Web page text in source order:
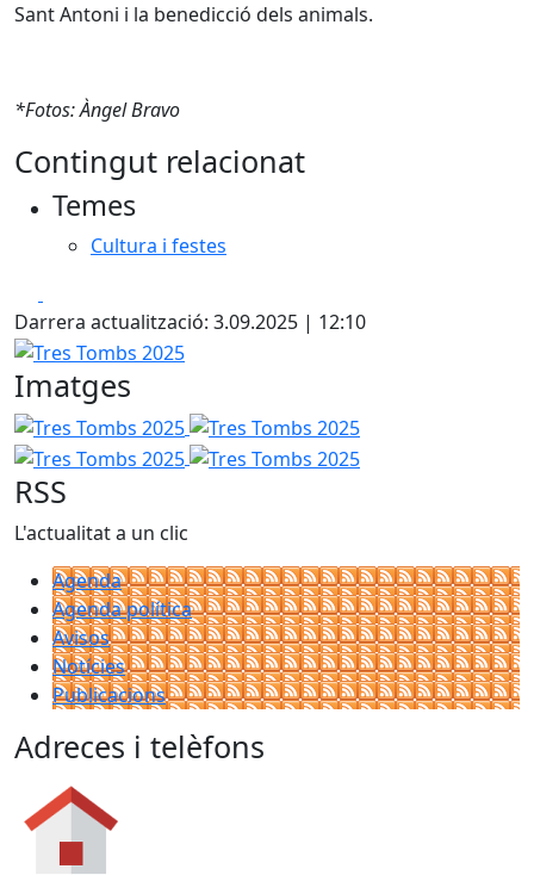
Sant Antoni i la benedicció dels animals.
*Fotos: Àngel Bravo
Contingut relacionat
Temes
Cultura i festes
Darrera actualització: 3.09.2025 | 12:10
Tres Tombs 2025
Imatges
Tres Tombs 2025 Tres Tombs 2025
Tres Tombs 2025
Tres Tombs 2025
RSS
L'actualitat a un clic
Agenda
Agenda política
Avisos
Notícies
Publicacions
Adreces i telèfons